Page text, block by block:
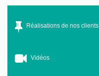
Réalisations de nos clients
Vidéos